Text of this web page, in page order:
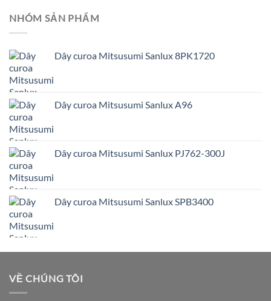
NHÓM SẢN PHẨM
Dây curoa Mitsusumi Sanlux 8PK1720
Dây curoa Mitsusumi Sanlux A96
Dây curoa Mitsusumi Sanlux PJ762-300J
Dây curoa Mitsusumi Sanlux SPB3400
VỀ CHÚNG TÔI